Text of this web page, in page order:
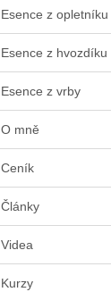
Esence z opletníku
Esence z hvozdíku
Esence z vrby
O mně
Ceník
Články
Videa
Kurzy